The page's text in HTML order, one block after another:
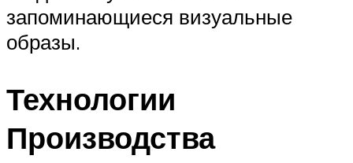
запоминающиеся визуальные
образы.
Технологии
Производства